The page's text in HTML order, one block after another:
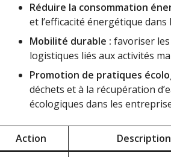
Réduire la consommation
et l’efficacité énergétique
Mobilité durable : favoriser
logistiques liés aux activités
Promotion de pratiques
déchets et à la récupération
écologiques dans les
Action Description